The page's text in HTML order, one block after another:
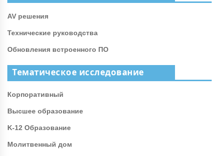
AV решения
Технические руководства
Обновления встроенного ПО
Тематическое исследование
Корпоративный
Высшее образование
K-12 Образование
Молитвенный дом